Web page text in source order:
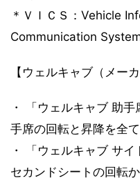
＊ＶＩＣＳ：Vehicle
Communication
【ウェルキャブ（メー
・ 「ウェルキャブ 助
手席の回転と昇降を全
・ 「ウェルキャブ サイ
セカンドシートの回転